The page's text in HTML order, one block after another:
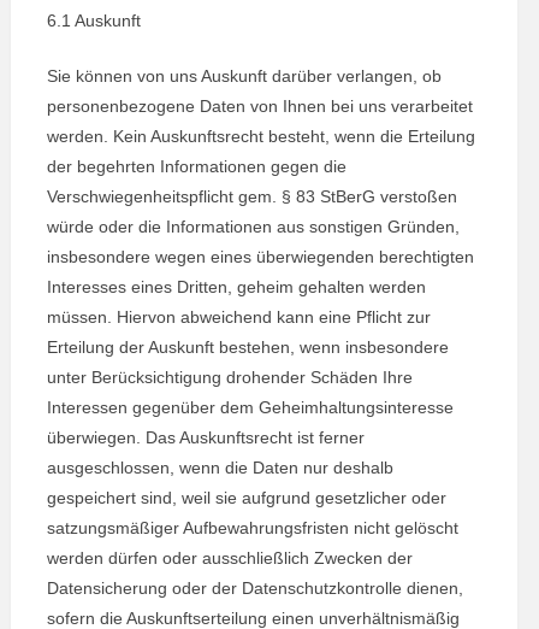
6.1 Auskunft
Sie können von uns Auskunft darüber verlangen, ob
personenbezogene Daten von Ihnen bei uns verarbeitet
werden. Kein Auskunftsrecht besteht, wenn die Erteilung
der begehrten Informationen gegen die
Verschwiegenheitspflicht gem. § 83 StBerG verstoßen
würde oder die Informationen aus sonstigen Gründen,
insbesondere wegen eines überwiegenden berechtigten
Interesses eines Dritten, geheim gehalten werden
müssen. Hiervon abweichend kann eine Pflicht zur
Erteilung der Auskunft bestehen, wenn insbesondere
unter Berücksichtigung drohender Schäden Ihre
Interessen gegenüber dem Geheimhaltungsinteresse
überwiegen. Das Auskunftsrecht ist ferner
ausgeschlossen, wenn die Daten nur deshalb
gespeichert sind, weil sie aufgrund gesetzlicher oder
satzungsmäßiger Aufbewahrungsfristen nicht gelöscht
werden dürfen oder ausschließlich Zwecken der
Datensicherung oder der Datenschutzkontrolle dienen,
sofern die Auskunftserteilung einen unverhältnismäßig